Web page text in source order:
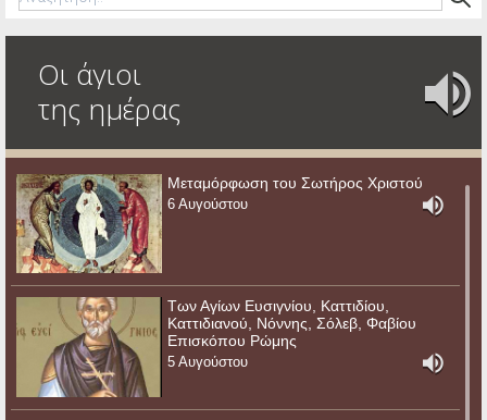
Οι άγιοι
της ημέρας
Μεταμόρφωση του Σωτήρος Χριστού
6 Αυγούστου
Των Αγίων Ευσιγνίου, Καττιδίου,
Καττιδιανού, Νόννης, Σόλεβ, Φαβίου
Επισκόπου Ρώμης
5 Αυγούστου